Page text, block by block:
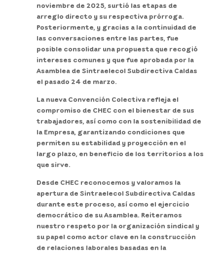
noviembre de 2025, surtió las etapas de
arreglo directo y su respectiva prórroga.
Posteriormente, y gracias a la continuidad de
las conversaciones entre las partes, fue
posible consolidar una propuesta que recogió
intereses comunes y que fue aprobada por la
Asamblea de Sintraelecol Subdirectiva Caldas
el pasado 24 de marzo.
La nueva Convención Colectiva refleja el
compromiso de CHEC con el bienestar de sus
trabajadores, así como con la sostenibilidad de
la Empresa, garantizando condiciones que
permiten su estabilidad y proyección en el
largo plazo, en beneficio de los territorios a los
que sirve.
Desde CHEC reconocemos y valoramos la
apertura de Sintraelecol Subdirectiva Caldas
durante este proceso, así como el ejercicio
democrático de su Asamblea. Reiteramos
nuestro respeto por la organización sindical y
su papel como actor clave en la construcción
de relaciones laborales basadas en la